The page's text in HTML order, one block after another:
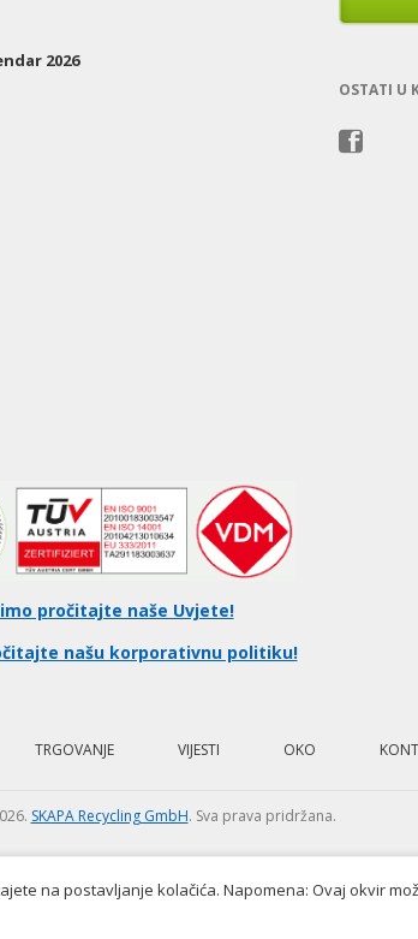
na postavljanje kolačića. Napomena: Ovaj okvir
2026
OSTATI U
pročitajte naše Uvjete!
našu korporativnu politiku!
TRGOVANJE VIJESTI OKO
SKAPA Recycling GmbH. Sva prava pridržana.